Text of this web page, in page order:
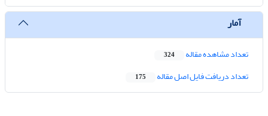
آمار
تعداد مشاهده مقاله 324
تعداد دریافت فایل اصل مقاله 175